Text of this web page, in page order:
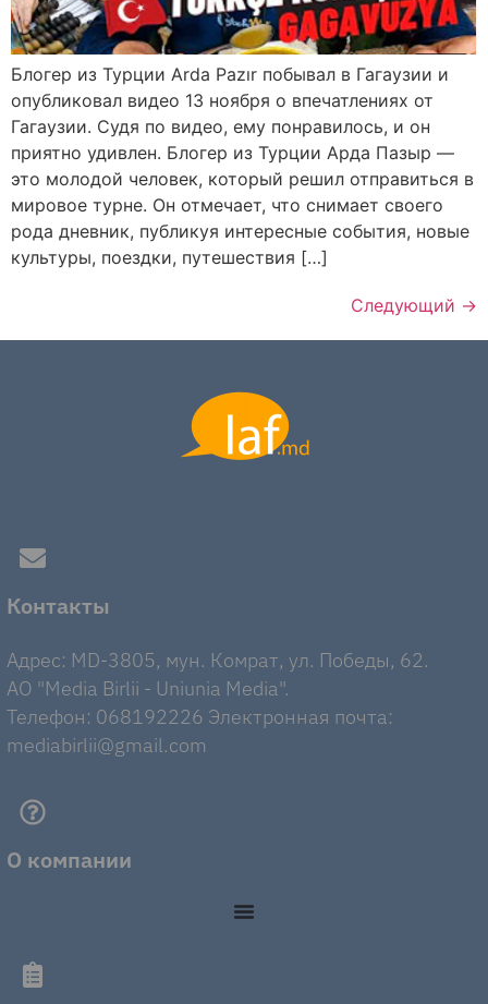
Блогер из Турции Arda Pazır побывал в Гагаузии и
опубликовал видео 13 ноября о впечатлениях от
Гагаузии. Судя по видео, ему понравилось, и он
приятно удивлен. Блогер из Турции Арда Пазыр —
это молодой человек, который решил отправиться в
мировое турне. Он отмечает, что снимает своего
рода дневник, публикуя интересные события, новые
культуры, поездки, путешествия […]
Следующий →
Контакты
Адрес: MD-3805, мун. Комрат, ул. Победы, 62.
AO "Media Birlii - Uniunia Media".
Телефон: 068192226 Электронная почта:
mediabirlii@gmail.com
О компании